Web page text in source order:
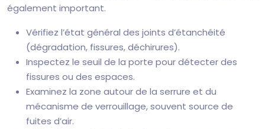
également important.
Vérifiez l’état général des joints d’étanchéité
(dégradation, fissures, déchirures).
Inspectez le seuil de la porte pour détecter des
fissures ou des espaces.
Examinez la zone autour de la serrure et du
mécanisme de verrouillage, souvent source de
fuites d’air.